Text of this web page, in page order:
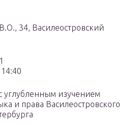
34, Василеостровский
изучением
и права Василеостровского